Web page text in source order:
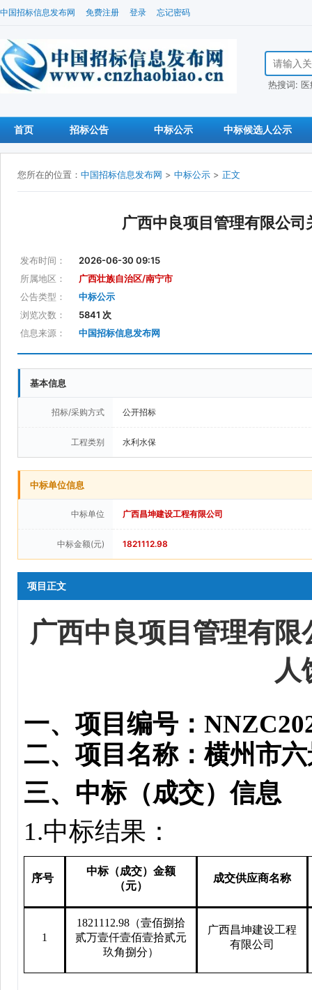
中国招标信息发布网 免费注册 登录 忘记密码
搜索招标信
热搜词:
首页 招标公告 中标公示 中标候选人公示
您所在的位置： 中国招标信息发布网 > 中标公示 > 正文
广西中良项目管理有限公
发布时间：
2026-06-30 09:15
所属地区：
广西壮族自治区/南宁市
公告类型：
中标公示
浏览次数：
5841 次
信息来源：
中国招标信息发布网
基本信息
招标/采购方式 公开招标
工程类别 水利水保
中标单位信息
中标单位 广西昌坤建设工程有限公司
中标金额(元) 1821112.98
项目正文